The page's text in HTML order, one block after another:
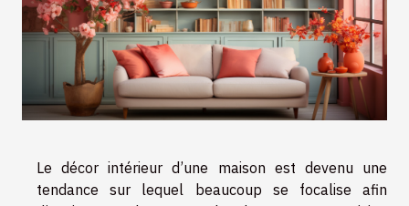
Le décor intérieur d’une maison est devenu une
tendance sur lequel beaucoup se focalise afin